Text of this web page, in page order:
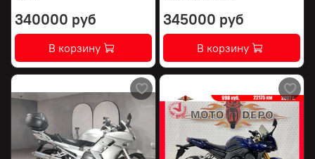
340000 руб
В корзину
345000 руб
В корзину